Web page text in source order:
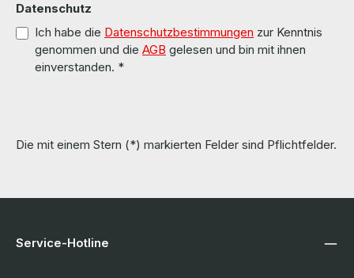
Datenschutz
Ich habe die Datenschutzbestimmungen zur Kenntnis
genommen und die AGB gelesen und bin mit ihnen
einverstanden. *
Die mit einem Stern (*) markierten Felder sind Pflichtfelder.
Service-Hotline